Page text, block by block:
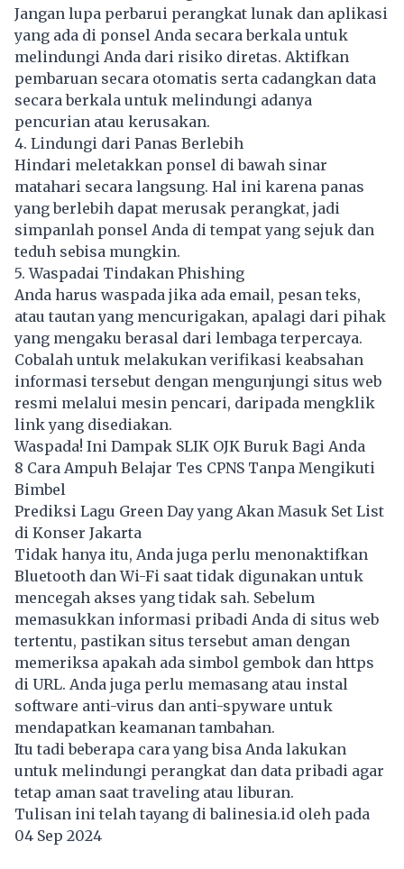
Jangan lupa perbarui perangkat lunak dan aplikasi
yang ada di ponsel Anda secara berkala untuk
melindungi Anda dari risiko diretas. Aktifkan
pembaruan secara otomatis serta cadangkan data
secara berkala untuk melindungi adanya
pencurian atau kerusakan.
4. Lindungi dari Panas Berlebih
Hindari meletakkan ponsel di bawah sinar
matahari secara langsung. Hal ini karena panas
yang berlebih dapat merusak perangkat, jadi
simpanlah ponsel Anda di tempat yang sejuk dan
teduh sebisa mungkin.
5. Waspadai Tindakan Phishing
Anda harus waspada jika ada email, pesan teks,
atau tautan yang mencurigakan, apalagi dari pihak
yang mengaku berasal dari lembaga terpercaya.
Cobalah untuk melakukan verifikasi keabsahan
informasi tersebut dengan mengunjungi situs web
resmi melalui mesin pencari, daripada mengklik
link yang disediakan.
Waspada! Ini Dampak SLIK OJK Buruk Bagi Anda
8 Cara Ampuh Belajar Tes CPNS Tanpa Mengikuti
Bimbel
Prediksi Lagu Green Day yang Akan Masuk Set List
di Konser Jakarta
Tidak hanya itu, Anda juga perlu menonaktifkan
Bluetooth dan Wi-Fi saat tidak digunakan untuk
mencegah akses yang tidak sah. Sebelum
memasukkan informasi pribadi Anda di situs web
tertentu, pastikan situs tersebut aman dengan
memeriksa apakah ada simbol gembok dan https
di URL. Anda juga perlu memasang atau instal
software anti-virus dan anti-spyware untuk
mendapatkan keamanan tambahan.
Itu tadi beberapa cara yang bisa Anda lakukan
untuk melindungi perangkat dan data pribadi agar
tetap aman saat traveling atau liburan.
Tulisan ini telah tayang dibalinesia.id oleh pada
04 Sep 2024